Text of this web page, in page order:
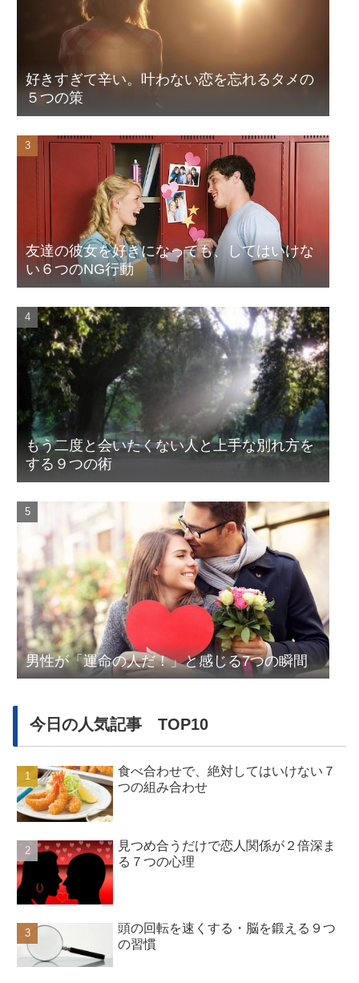
好きすぎて辛い。叶わない恋を忘れるタメの
５つの策
友達の彼女を好きになっても、してはいけな
い６つのNG行動
もう二度と会いたくない人と上手な別れ方を
する９つの術
男性が「運命の人だ！」と感じる7つの瞬間
今日の人気記事 TOP10
食べ合わせで、絶対してはいけない７
つの組み合わせ
見つめ合うだけで恋人関係が２倍深ま
る７つの心理
頭の回転を速くする・脳を鍛える９つ
の習慣